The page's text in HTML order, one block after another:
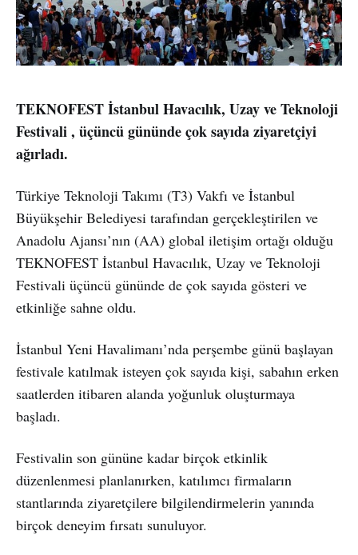
TEKNOFEST İstanbul Havacılık, Uzay ve Teknoloji
Festivali , üçüncü gününde çok sayıda ziyaretçiyi
ağırladı.
Türkiye Teknoloji Takımı (T3) Vakfı ve İstanbul
Büyükşehir Belediyesi tarafından gerçekleştirilen ve
Anadolu Ajansı’nın (AA) global iletişim ortağı olduğu
TEKNOFEST İstanbul Havacılık, Uzay ve Teknoloji
Festivali üçüncü gününde de çok sayıda gösteri ve
etkinliğe sahne oldu.
İstanbul Yeni Havalimanı’nda perşembe günü başlayan
festivale katılmak isteyen çok sayıda kişi, sabahın erken
saatlerden itibaren alanda yoğunluk oluşturmaya
başladı.
Festivalin son gününe kadar birçok etkinlik
düzenlenmesi planlanırken, katılımcı firmaların
stantlarında ziyaretçilere bilgilendirmelerin yanında
birçok deneyim fırsatı sunuluyor.